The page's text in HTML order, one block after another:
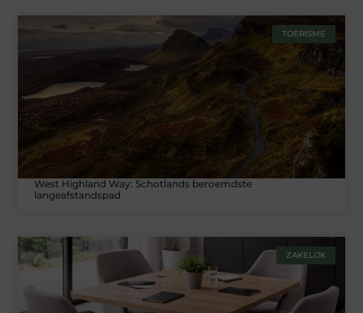
TOERISME
West Highland Way: Schotlands beroemdste
langeafstandspad
ZAKELIJK